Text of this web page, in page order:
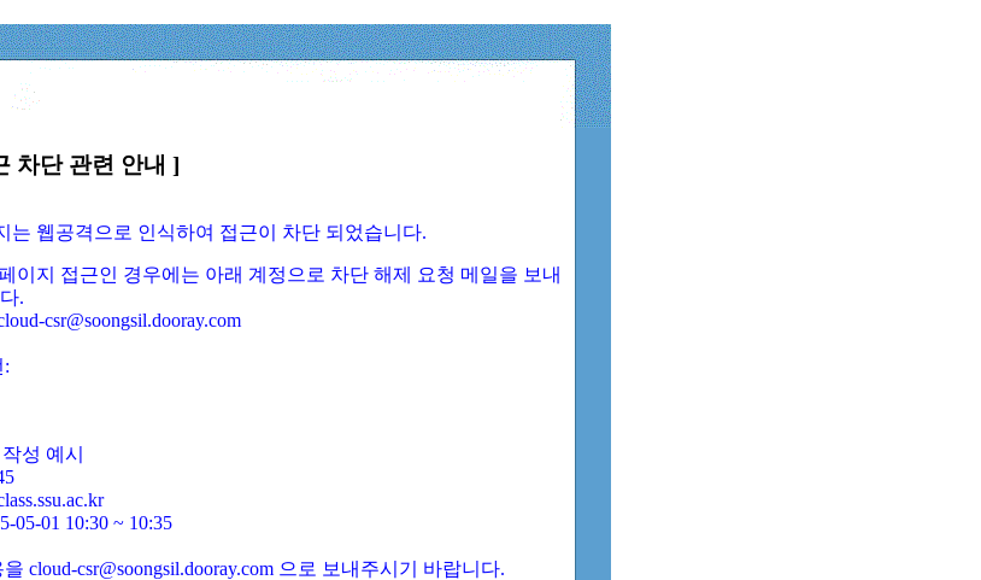
차단 관련 안내 ]
는 웹공격으로 인식하여 접근이 차단 되었습니다.
이지 접근인 경우에는 아래 계정으로 차단 해제 요청 메일을 보내
.
csr@soongsil.dooray.com
:
성 예시
05-01 10:30 ~ 10:35
cloud-csr@soongsil.dooray.com 으로 보내주시기 바랍니다.